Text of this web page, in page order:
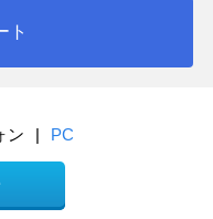
ト
ン | PC